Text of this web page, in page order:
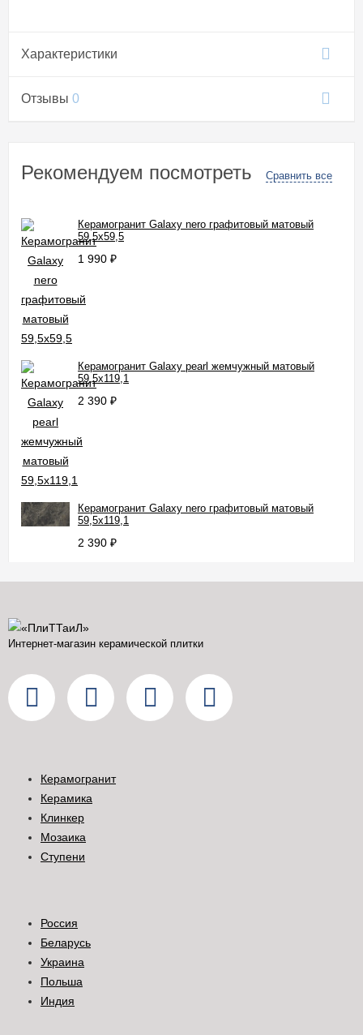
Характеристики
Отзывы 0
Рекомендуем посмотреть Сравнить все
Керамогранит Galaxy nero графитовый матовый
59,5x59,5
1 990 ₽
Керамогранит Galaxy pearl жемчужный матовый
59,5x119,1
2 390 ₽
Керамогранит Galaxy nero графитовый матовый
59,5x119,1
2 390 ₽
Интернет-магазин керамической плитки
Керамогранит
Керамика
Клинкер
Мозаика
Ступени
Россия
Беларусь
Украина
Польша
Индия